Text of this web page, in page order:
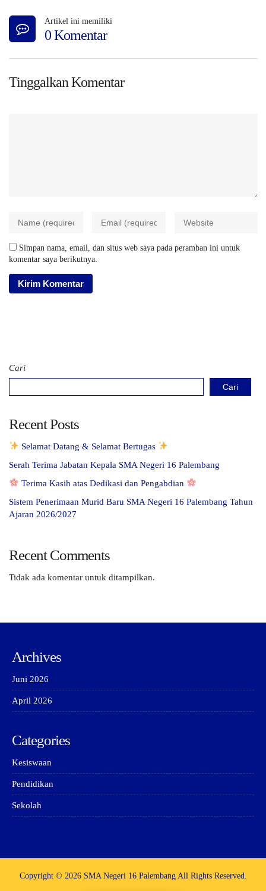
Artikel ini memiliki
0 Komentar
Tinggalkan Komentar
Simpan nama, email, dan situs web saya pada peramban ini untuk
komentar saya berikutnya.
Cari
Cari
Recent Posts
Selamat Datang & Selamat Bertugas
Serah Terima Jabatan Kepala SMA Negeri 16 Palembang
Terima Kasih atas Dedikasi dan Pengabdian
Sistem Penerimaan Murid Baru SMA Negeri 16 Palembang Tahun
Ajaran 2026/2027
Recent Comments
Tidak ada komentar untuk ditampilkan.
Archives
Juni 2026
April 2026
Categories
Kesiswaan
Pendidikan
Sekolah
Copyright © 2026 SMA Negeri 16 Palembang All Rights Reserved.